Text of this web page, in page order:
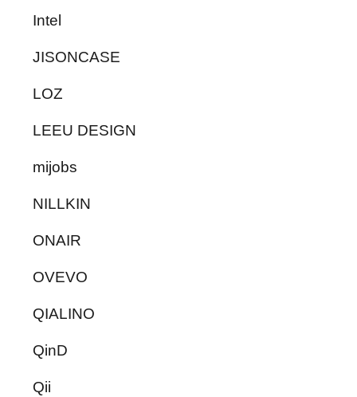
Intel
JISONCASE
LOZ
LEEU DESIGN
mijobs
NILLKIN
ONAIR
OVEVO
QIALINO
QinD
Qii